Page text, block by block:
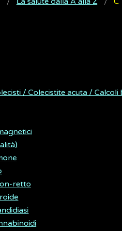
/ Colecistite acuta / Calcoli
retto